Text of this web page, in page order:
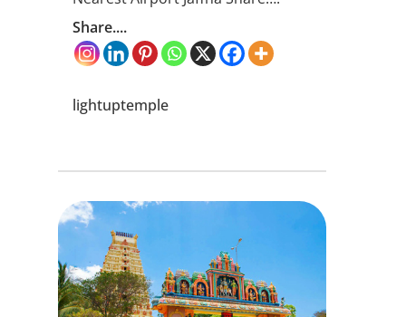
Share....
lightuptemple